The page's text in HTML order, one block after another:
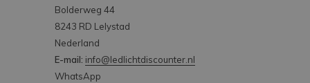
Bolderweg 44
8243 RD Lelystad
Nederland
E-mail: info@ledlichtdiscounter.nl
WhatsApp